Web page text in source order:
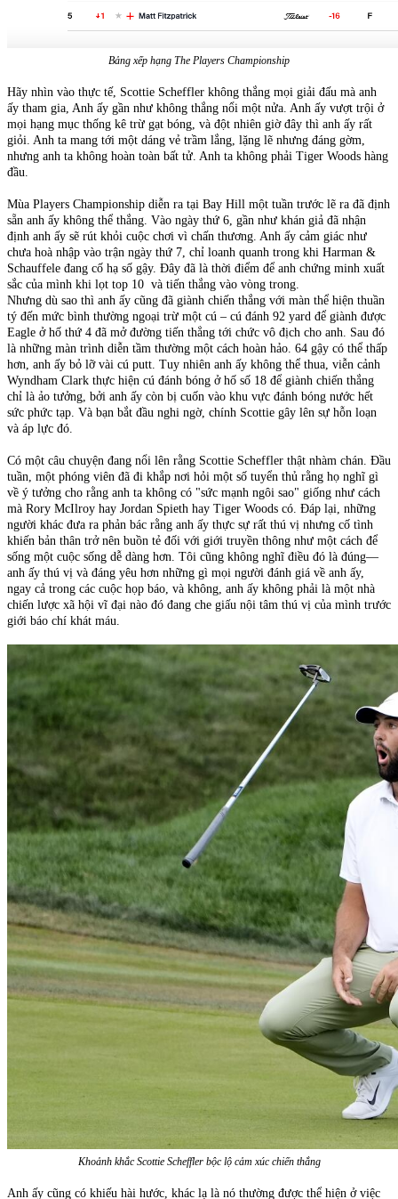
Bảng xếp hạng The Players Championship
Hãy nhìn vào thực tế, Scottie Scheffler không thắng mọi giải đấu mà anh
ấy tham gia, Anh ấy gần như không thắng nổi một nửa. Anh ấy vượt trội ở
mọi hạng mục thống kê trừ gạt bóng, và đột nhiên giờ đây thì anh ấy rất
giỏi. Anh ta mang tới một dáng vẻ trầm lắng, lặng lẽ nhưng đáng gờm,
nhưng anh ta không hoàn toàn bất tử. Anh ta không phải Tiger Woods hàng
đầu.
Mùa Players Championship diễn ra tại Bay Hill một tuần trước lẽ ra đã định
sẵn anh ấy không thể thắng. Vào ngày thứ 6, gần như khán giả đã nhận
định anh ấy sẽ rút khỏi cuộc chơi vì chấn thương. Anh ấy cảm giác như
chưa hoà nhập vào trận ngày thứ 7, chỉ loanh quanh trong khi Harman &
Schauffele đang cố hạ số gậy. Đây đã là thời điểm để anh chứng minh xuất
sắc của mình khi lọt top 10 và tiến thắng vào vòng trong.
Nhưng dù sao thì anh ấy cũng đã giành chiến thắng với màn thể hiện thuần
tý đến mức bình thường ngoại trừ một cú – cú đánh 92 yard để giành được
Eagle ở hố thứ 4 đã mở đường tiến thẳng tới chức vô địch cho anh. Sau đó
là những màn trình diễn tầm thường một cách hoàn hảo. 64 gậy có thể thấp
hơn, anh ấy bỏ lỡ vài cú putt. Tuy nhiên anh ấy không thể thua, viễn cảnh
Wyndham Clark thực hiện cú đánh bóng ở hố số 18 để giành chiến thắng
chỉ là ảo tưởng, bởi anh ấy còn bị cuốn vào khu vực đánh bóng nước hết
sức phức tạp. Và bạn bắt đầu nghi ngờ, chính Scottie gây lên sự hỗn loạn
và áp lực đó.
Có một câu chuyện đang nổi lên rằng Scottie Scheffler thật nhàm chán. Đầu
tuần, một phóng viên đã đi khắp nơi hỏi một số tuyển thủ rằng họ nghĩ gì
về ý tưởng cho rằng anh ta không có "sức mạnh ngôi sao" giống như cách
mà Rory McIlroy hay Jordan Spieth hay Tiger Woods có. Đáp lại, những
người khác đưa ra phản bác rằng anh ấy thực sự rất thú vị nhưng cố tình
khiến bản thân trở nên buồn tẻ đối với giới truyền thông như một cách để
sống một cuộc sống dễ dàng hơn. Tôi cũng không nghĩ điều đó là đúng—
anh ấy thú vị và đáng yêu hơn những gì mọi người đánh giá về anh ấy,
ngay cả trong các cuộc họp báo, và không, anh ấy không phải là một nhà
chiến lược xã hội vĩ đại nào đó đang che giấu nội tâm thú vị của mình trước
giới báo chí khát máu.
Khoảnh khắc Scottie Scheffler bộc lộ cảm xúc chiến thắng
Anh ấy cũng có khiếu hài hước, khác lạ là nó thường được thể hiện ở việc